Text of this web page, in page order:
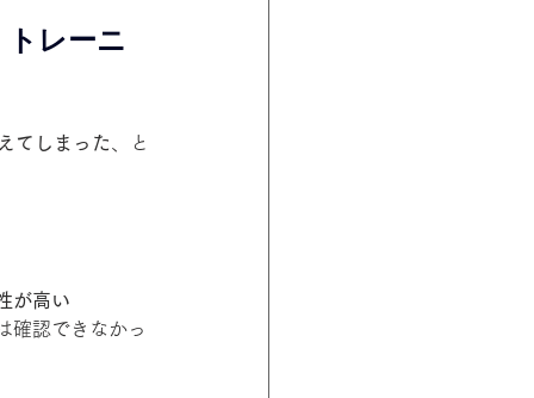
レーニ
てしまった、と
が高い
確認できなかっ